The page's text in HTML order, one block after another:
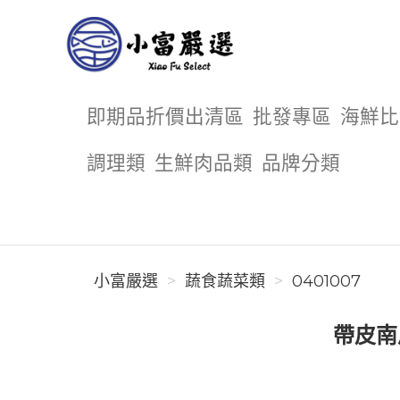
即期品折價出清區 批發專區 海鮮
調理類 生鮮肉品類 品牌分類
小富嚴選 蔬食蔬菜類 0401007
帶皮